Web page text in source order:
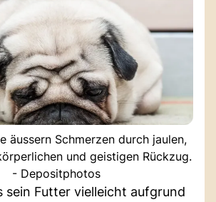
äussern Schmerzen durch jaulen,
und geistigen Rückzug.
- Depositphotos
sein Futter vielleicht aufgrund